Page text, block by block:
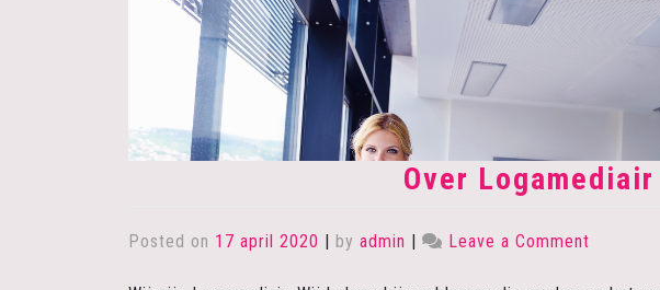
Over Logamediair
Posted on 17 april 2020 | by admin | Leave a Comment